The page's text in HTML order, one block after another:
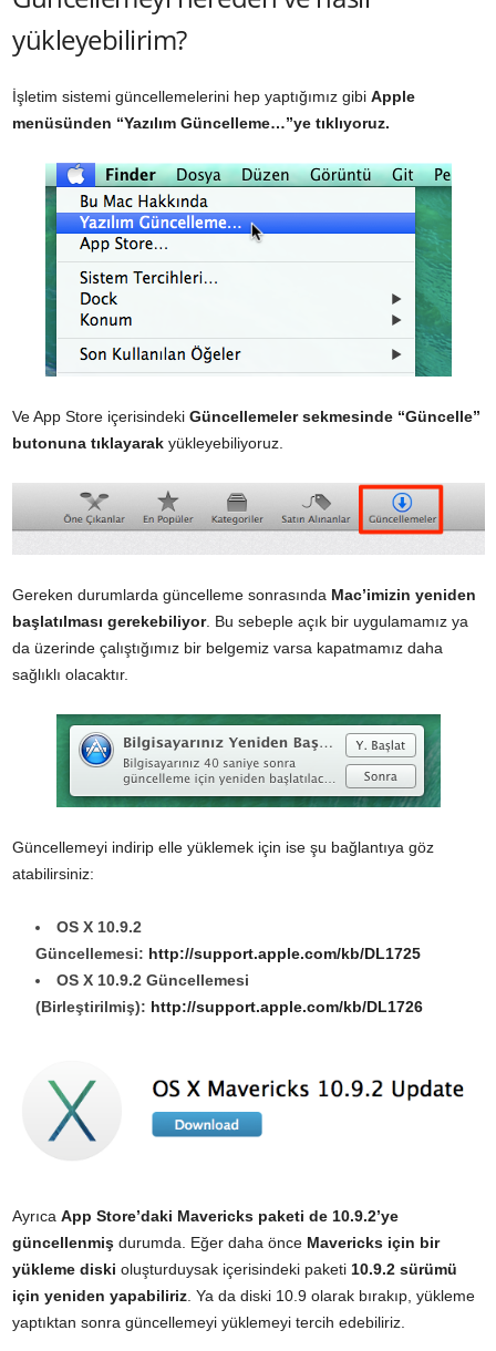
yükleyebilirim?
İşletim sistemi güncellemelerini hep yaptığımız gibi Apple
menüsünden “Yazılım Güncelleme…”ye tıklıyoruz.
Ve App Store içerisindeki Güncellemeler sekmesinde “Güncelle”
butonuna tıklayarak yükleyebiliyoruz.
Gereken durumlarda güncelleme sonrasında Mac’imizin yeniden
başlatılması gerekebiliyor. Bu sebeple açık bir uygulamamız ya
da üzerinde çalıştığımız bir belgemiz varsa kapatmamız daha
sağlıklı olacaktır.
Güncellemeyi indirip elle yüklemek için ise şu bağlantıya göz
atabilirsiniz:
OS X 10.9.2
Güncellemesi: http://support.apple.com/kb/DL1725
OS X 10.9.2 Güncellemesi
(Birleştirilmiş): http://support.apple.com/kb/DL1726
Ayrıca App Store’daki Mavericks paketi de 10.9.2’ye
güncellenmiş durumda. Eğer daha önce Mavericks için bir
yükleme diski oluşturduysak içerisindeki paketi 10.9.2 sürümü
için yeniden yapabiliriz . Ya da diski 10.9 olarak bırakıp, yükleme
yaptıktan sonra güncellemeyi yüklemeyi tercih edebiliriz.